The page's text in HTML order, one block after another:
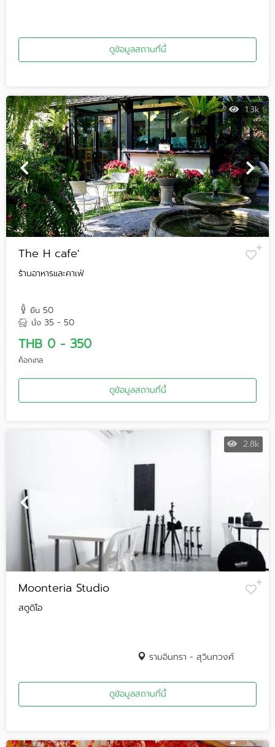
ดูข้อมูลสถานที่นี้
1.3k
The H cafe'
ร้านอาหารและคาเฟ่
ยืน 50
นั่ง 35 - 50
THB 0 - 350
ค็อกเทล
ดูข้อมูลสถานที่นี้
2.8k
Moonteria Studio
สตูดิโอ
รามอินทรา - สุวินทวงศ์
ดูข้อมูลสถานที่นี้